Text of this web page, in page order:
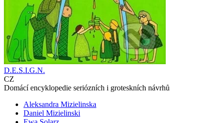
D.E.S.I.G.N.
CZ
Domácí encyklopedie seriózních i groteskních návrhů
Aleksandra Mizielinska
Daniel Mizielinski